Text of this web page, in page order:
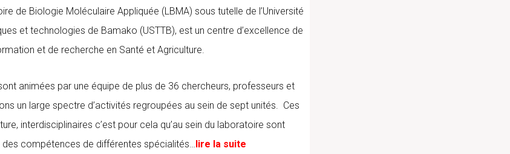
de Biologie Moléculaire Appliquée (LBMA) sous tutelle de l’Université
et technologies de Bamako (USTTB), est un centre d’excellence de
et de recherche en Santé et Agriculture.
animées par une équipe de plus de 36 chercheurs, professeurs et
un large spectre d’activités regroupées au sein de sept unités. Ces
interdisciplinaires c’est pour cela qu’au sein du laboratoire sont
des compétences de différentes spécialités… lire la suite